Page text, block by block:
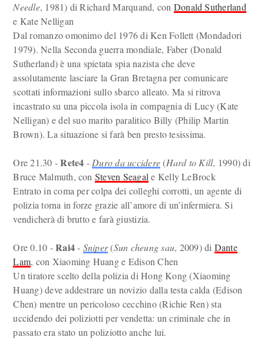
Needle, 1981) di Richard Marquand, con Donald Sutherland
e Kate Nelligan
Dal romanzo omonimo del 1976 di Ken Follett (Mondadori
1979). Nella Seconda guerra mondiale, Faber (Donald
Sutherland) è una spietata spia nazista che deve
assolutamente lasciare la Gran Bretagna per comunicare
scottati informazioni sullo sbarco alleato. Ma si ritrova
incastrato su una piccola isola in compagnia di Lucy (Kate
Nelligan) e del suo marito paralitico Billy (Philip Martin
Brown). La situazione si farà ben presto tesissima.
Ore 21.30 -Rete4 - Duro da uccidere(Hard to Kill, 1990) di
Bruce Malmuth, con Steven Seagal e Kelly LeBrock
Entrato in coma per colpa dei colleghi corrotti, un agente di
polizia torna in forze grazie all’amore di un’infermiera. Si
vendicherà di brutto e farà giustizia.
Ore 0.10 -Rai4- Sniper(Sun cheung sau, 2009) di Dante
Lam, con Xiaoming Huang e Edison Chen
Un tiratore scelto della polizia di Hong Kong (Xiaoming
Huang) deve addestrare un novizio dalla testa calda (Edison
Chen) mentre un pericoloso cecchino (Richie Ren) sta
uccidendo dei poliziotti per vendetta: un criminale che in
passato era stato un poliziotto anche lui.